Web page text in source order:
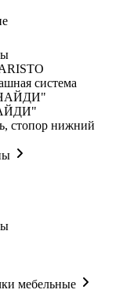
система
стопор нижний
мебельные